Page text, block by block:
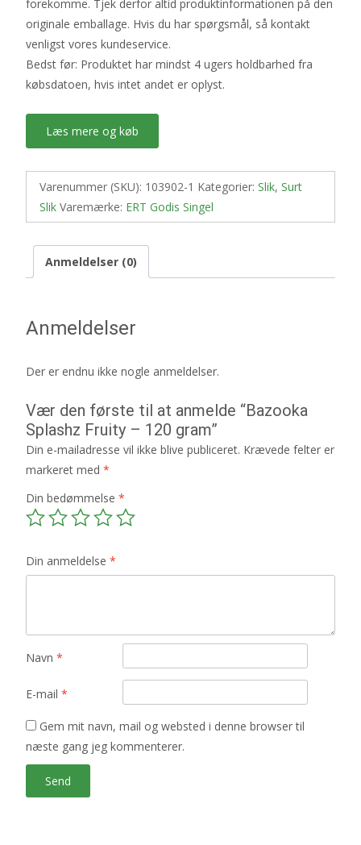
forekomme. Tjek derfor altid produktinformationen på den
originale emballage. Hvis du har spørgsmål, så kontakt
venligst vores kundeservice.
Bedst før: Produktet har mindst 4 ugers holdbarhed fra
købsdatoen, hvis intet andet er oplyst.
Læs mere og køb
Varenummer (SKU): 103902-1 Kategorier: Slik, Surt
Slik Varemærke: ERT Godis Singel
Anmeldelser (0)
Anmeldelser
Der er endnu ikke nogle anmeldelser.
Vær den første til at anmelde “Bazooka
Splashz Fruity – 120 gram”
Din e-mailadresse vil ikke blive publiceret. Krævede felter er
markeret med *
Din bedømmelse *
Din anmeldelse *
Navn *
E-mail *
Gem mit navn, mail og websted i denne browser til
næste gang jeg kommenterer.